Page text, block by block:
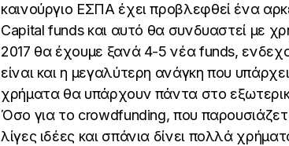
καινούργιο ΕΣΠΑ έχει προβλεφθεί ένα
Capital funds και αυτό θα συνδυαστεί με
2017 θα έχουμε ξανά 4-5 νέα funds,
είναι και η μεγαλύτερη ανάγκη που
χρήματα θα υπάρχουν πάντα στο
Όσο για το crowdfunding, που
λίγες ιδέες και σπάνια δίνει πολλά